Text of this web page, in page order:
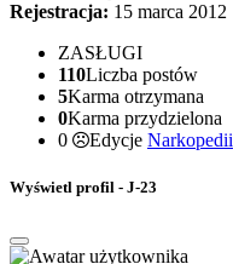
Rejestracja: 15 marca 2012
ZASŁUGI
110Liczba postów
5Karma otrzymana
0Karma przydzielona
0
Edycje Narkopedii
Wyświetl profil - J-23